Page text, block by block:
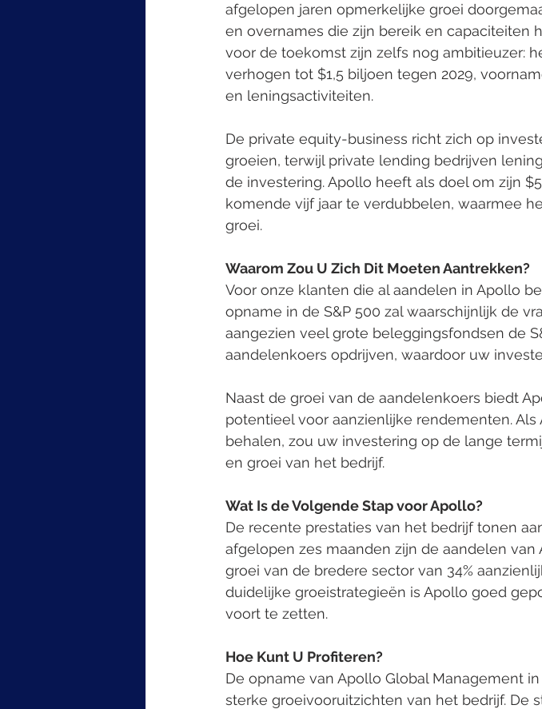
afgelopen jaren opmerkelijke groei
en overnames die zijn bereik en capaciteiten
voor de toekomst zijn zelfs nog ambitieuzer:
verhogen tot $1,5 biljoen tegen 2029,
en leningsactiviteiten.
De private equity-business richt zich op
groeien, terwijl private lending bedrijven
de investering. Apollo heeft als doel om zijn
komende vijf jaar te verdubbelen, waarmee
groei.
Waarom Zou U Zich Dit Moeten Aantrekken?
Voor onze klanten die al aandelen in Apollo
opname in de S&P 500 zal waarschijnlijk de
aangezien veel grote beleggingsfondsen de
aandelenkoers opdrijven, waardoor uw
Naast de groei van de aandelenkoers biedt
potentieel voor aanzienlijke rendementen.
behalen, zou uw investering op de lange
en groei van het bedrijf.
Wat Is de Volgende Stap voor Apollo?
De recente prestaties van het bedrijf tonen
afgelopen zes maanden zijn de aandelen
groei van de bredere sector van 34%
duidelijke groeistrategieën is Apollo goed
voort te zetten.
Hoe Kunt U Profiteren?
De opname van Apollo Global Management
sterke groeivooruitzichten van het bedrijf. De